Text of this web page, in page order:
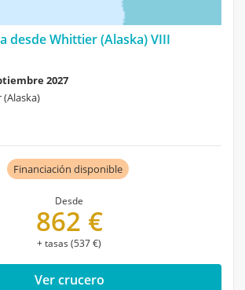
desde Whittier (Alaska) VIII
2027
Financiación disponible
Desde
862 €
+ tasas (537 €)
Ver crucero